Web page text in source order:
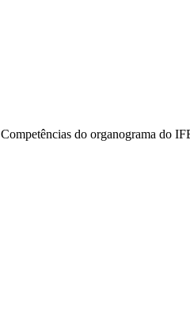
Competências do organograma do